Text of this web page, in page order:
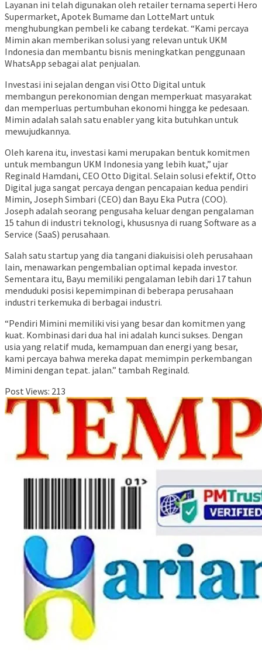
Layanan ini telah digunakan oleh retailer ternama seperti Hero
Supermarket, Apotek Bumame dan LotteMart untuk
menghubungkan pembeli ke cabang terdekat. “Kami percaya
Mimin akan memberikan solusi yang relevan untuk UKM
Indonesia dan membantu bisnis meningkatkan penggunaan
WhatsApp sebagai alat penjualan.
Investasi ini sejalan dengan visi Otto Digital untuk
membangun perekonomian dengan memperkuat masyarakat
dan memperluas pertumbuhan ekonomi hingga ke pedesaan.
Mimin adalah salah satu enabler yang kita butuhkan untuk
mewujudkannya.
Oleh karena itu, investasi kami merupakan bentuk komitmen
untuk membangun UKM Indonesia yang lebih kuat,” ujar
Reginald Hamdani, CEO Otto Digital. Selain solusi efektif, Otto
Digital juga sangat percaya dengan pencapaian kedua pendiri
Mimin, Joseph Simbari (CEO) dan Bayu Eka Putra (COO).
Joseph adalah seorang pengusaha keluar dengan pengalaman
15 tahun di industri teknologi, khususnya di ruang Software as a
Service (SaaS) perusahaan.
Salah satu startup yang dia tangani diakuisisi oleh perusahaan
lain, menawarkan pengembalian optimal kepada investor.
Sementara itu, Bayu memiliki pengalaman lebih dari 17 tahun
menduduki posisi kepemimpinan di beberapa perusahaan
industri terkemuka di berbagai industri.
“Pendiri Mimini memiliki visi yang besar dan komitmen yang
kuat. Kombinasi dari dua hal ini adalah kunci sukses. Dengan
usia yang relatif muda, kemampuan dan energi yang besar,
kami percaya bahwa mereka dapat memimpin perkembangan
Mimini dengan tepat. jalan.” tambah Reginald.
Post Views: 213